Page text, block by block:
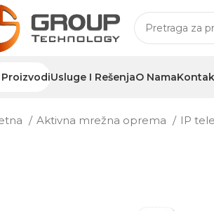
ProizvodiUsluge I RešenjaO Nama
Aktivna mrežna oprema IP